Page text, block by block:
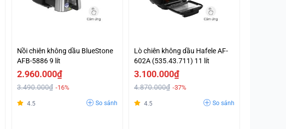
Nồi chiên không dầu BlueStone
AFB-5886 9 lít
2.960.000₫
3.490.000₫ -16%
4.5 So sánh
Lò chiên không dầu Hafele AF-
602A (535.43.711) 11 lít
3.100.000₫
4.870.000₫ -37%
4.5 So sánh